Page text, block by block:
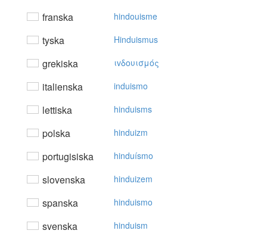
franska hindouisme
tyska Hinduismus
grekiska ιvδoυισμός
italienska induismo
lettiska hinduisms
polska hinduizm
portugisiska hinduísmo
slovenska hinduizem
spanska hinduismo
svenska hinduism